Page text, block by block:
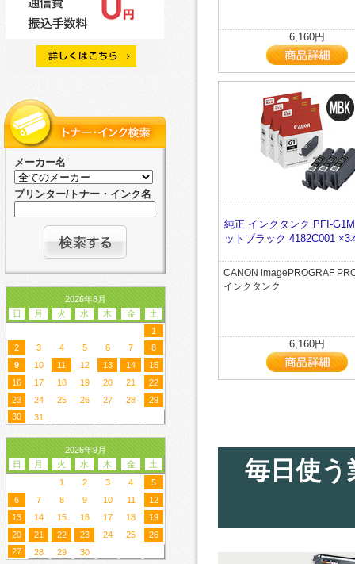
メーカー名
プリンター/トナー・インク名
2026年8月
日
月 火 水 木 金
土
1
2
3 4 5 6 7
8
9
10 11 12 13 14
15
16
17 18 19 20 21
22
23
24 25 26 27 28
29
30
31
2026年9月
日
月 火 水 木 金
土
1
2 3 4
5
6
7 8 9 10 11
12
13
14 15 16 17 18
19
20
21 22 23 24 25
26
27
28 29 30
6,160円
純正 インクタンク PFI-
ットブラック 4182C001 ×3
CANON imagePROGRAF
インクタンク
6,160円
毎日使う